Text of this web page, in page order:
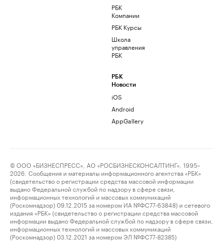
РБК
Компании
РБК Курсы
Школа
управления
РБК
РБК
Новости
iOS
Android
AppGallery
© ООО «БИЗНЕСПРЕСС», АО «РОСБИЗНЕСКОНСАЛТИНГ», 1995–
2026. Сообщения и материалы информационного агентства «РБК»
(свидетельство о регистрации средства массовой информации
выдано Федеральной службой по надзору в сфере связи,
информационных технологий и массовых коммуникаций
(Роскомнадзор) 09.12.2015 за номером ИА №ФС77-63848) и сетевого
издания «РБК» (свидетельство о регистрации средства массовой
информации выдано Федеральной службой по надзору в сфере связи,
информационных технологий и массовых коммуникаций
(Роскомнадзор) 03.12.2021 за номером ЭЛ №ФС77-82385)